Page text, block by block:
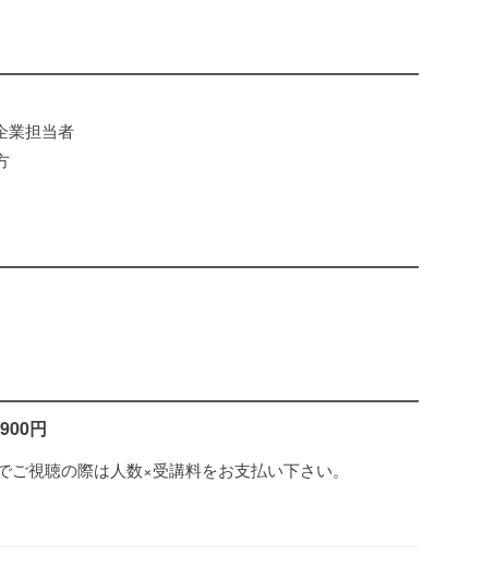
業担当者
円
視聴の際は人数×受講料をお支払い下さい。